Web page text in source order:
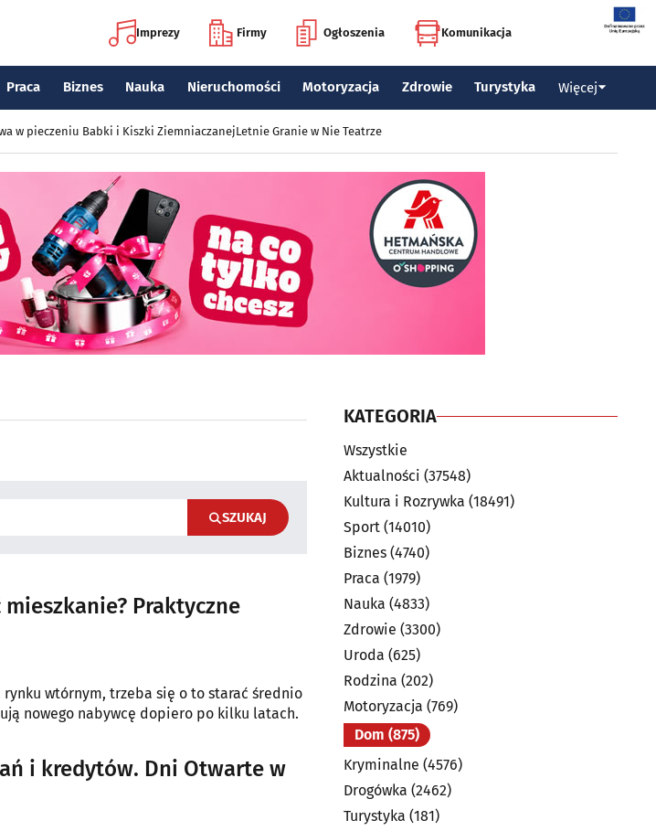
Imprezy Firmy Ogłoszenia Komunikacja
Praca Biznes Nauka Nieruchomości Motoryzacja Zdrowie Turystyka Więcej
w pieczeniu Babki i Kiszki ZiemniaczanejLetnie Granie w Nie Teatrze
SZUKAJ
Praktyczne
wtórnym, trzeba się o to starać średnio
nowego nabywcę dopiero po kilku latach.
i kredytów. Dni Otwarte w
KATEGORIA
Wszystkie
Aktualności (37548)
Kultura i Rozrywka (18491)
Sport (14010)
Biznes (4740)
Praca (1979)
Nauka (4833)
Zdrowie (3300)
Uroda (625)
Rodzina (202)
Motoryzacja (769)
Dom (875)
Kryminalne (4576)
Drogówka (2462)
Turystyka (181)